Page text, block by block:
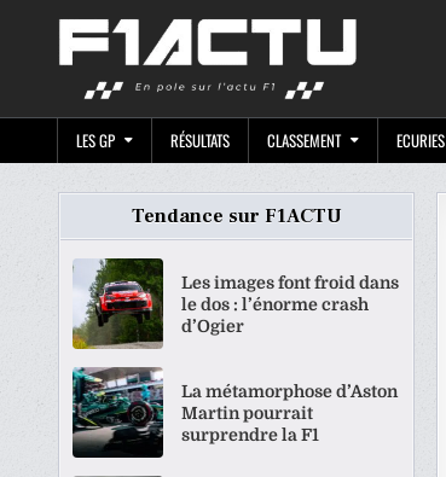
LES GP RÉSULTATS CLASSEMENT ECURIES
Tendance sur F1ACTU
Les images font froid dans
le dos : l’énorme crash
d’Ogier
La métamorphose d’Aston
Martin pourrait
surprendre la F1